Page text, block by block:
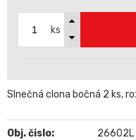
ks
Slnečná clona bočná 2 ks,
Obj. čislo: 26602L